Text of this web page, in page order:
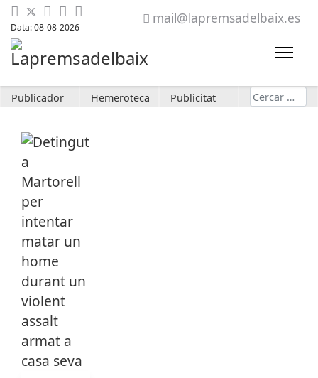
Data: 08-08-2026
mail@lapremsadelbaix.es
Publicador Hemeroteca Publicitat Cerca